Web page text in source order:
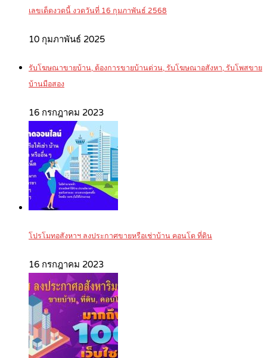
เลขเด็ดงวดนี้ งวดวันที่ 16 กุมภาพันธ์ 2568
10 กุมภาพันธ์ 2025
รับโฆษณาขายบ้าน, ต้องการขายบ้านด่วน, รับโฆษณาอสังหา, รับโพสขาย
บ้านมือสอง
16 กรกฎาคม 2023
โปรโมทอสังหาฯ ลงประกาศขายหรือเช่าบ้าน คอนโด ที่ดิน
16 กรกฎาคม 2023